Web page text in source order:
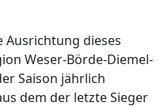
dieses
Weser-Börde-Diemel-
Saison jährlich
dem der letzte Sieger